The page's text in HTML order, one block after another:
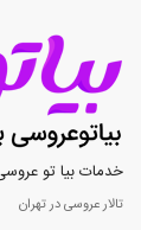
خدمات بیا تو
تالار عروسی در تهران